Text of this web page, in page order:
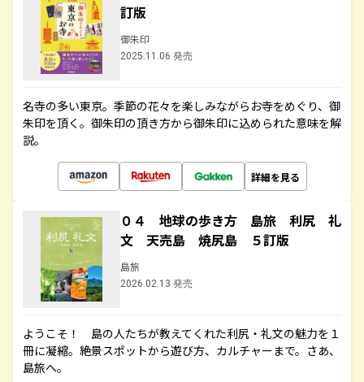
訂版
御朱印
2025.11.06 発売
名寺の多い東京。季節の花々を楽しみながらお寺をめぐり、御
朱印を頂く。御朱印の頂き方から御朱印に込められた意味を解
説。
詳細を見る
０４ 地球の歩き方 島旅 利尻 礼
文 天売島 焼尻島 ５訂版
島旅
2026.02.13 発売
ようこそ！ 島の人たちが教えてくれた利尻・礼文の魅力を１
冊に凝縮。絶景スポットから遊び方、カルチャーまで。さあ、
島旅へ。